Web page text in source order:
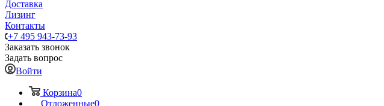
Доставка
Лизинг
Контакты
+7 495 943-73-93
Заказать звонок
Задать вопрос
Войти
Корзина0
Отложенные0